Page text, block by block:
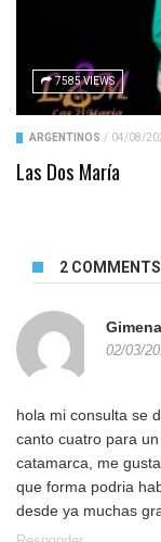
7585 VIEWS
ARGENTINOS / 04/08/
Las Dos María
2 COMMENTS
02/03/
hola mi consulta se
canto cuatro para
catamarca, me
que forma podria
desde ya muchas